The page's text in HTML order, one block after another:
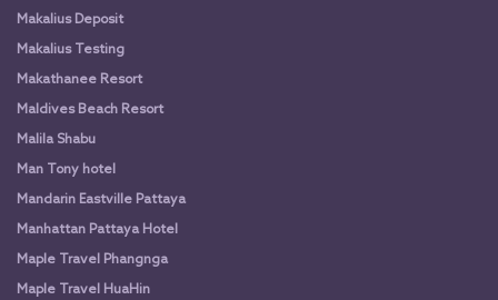
Makalius Deposit
Makalius Testing
Makathanee Resort
Maldives Beach Resort
Malila Shabu
Man Tony hotel
Mandarin Eastville Pattaya
Manhattan Pattaya Hotel
Maple Travel Phangnga
Maple Travel HuaHin